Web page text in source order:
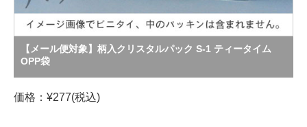
【メール便対象】柄入クリスタルパック S-1 ティータイム
OPP袋
価格：¥277(税込)